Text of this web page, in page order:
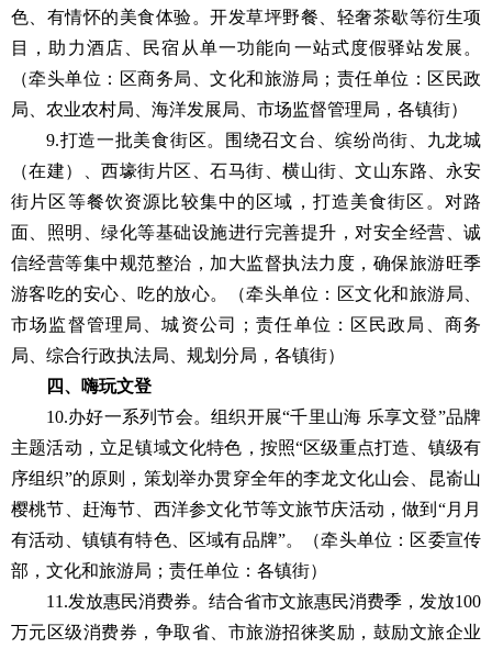
色、有情怀的美食体验。开发草坪野餐、轻奢茶歇等衍生项
目，助力酒店、民宿从单一功能向一站式度假驿站发展。
（牵头单位：区商务局、文化和旅游局；责任单位：区民政
局、农业农村局、海洋发展局、市场监督管理局，各镇街）
9.打造一批美食街区。围绕召文台、缤纷尚街、九龙城
（在建）、西壕街片区、石马街、横山街、文山东路、永安
街片区等餐饮资源比较集中的区域，打造美食街区。对路
面、照明、绿化等基础设施进行完善提升，对安全经营、诚
信经营等集中规范整治，加大监督执法力度，确保旅游旺季
游客吃的安心、吃的放心。（牵头单位：区文化和旅游局、
市场监督管理局、城资公司；责任单位：区民政局、商务
局、综合行政执法局、规划分局，各镇街）
四、嗨玩文登
10.办好一系列节会。组织开展“千里山海 乐享文登”品牌
主题活动，立足镇域文化特色，按照“区级重点打造、镇级有
序组织”的原则，策划举办贯穿全年的李龙文化山会、昆嵛山
樱桃节、赶海节、西洋参文化节等文旅节庆活动，做到“月月
有活动、镇镇有特色、区域有品牌”。（牵头单位：区委宣传
部，文化和旅游局；责任单位：各镇街）
11.发放惠民消费券。结合省市文旅惠民消费季，发放100
万元区级消费券，争取省、市旅游招徕奖励，鼓励文旅企业